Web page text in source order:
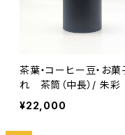
茶葉・コーヒー豆・お菓
れ 茶筒（中長）/ 朱彩
¥22,000